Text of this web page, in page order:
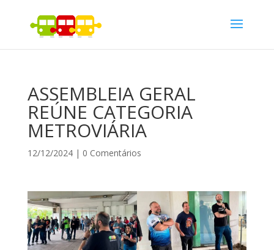
ASSEMBLEIA GERAL
REÚNE CATEGORIA
METROVIÁRIA
12/12/2024| 0 Comentários